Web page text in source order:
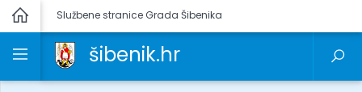
Službene stranice Grada Šibenika
šibenik.hr